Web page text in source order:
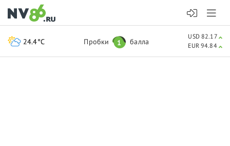
24.4°C Пробки 1 балла
USD 82.17
EUR 94.84